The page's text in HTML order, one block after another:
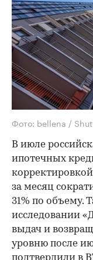
Фото: bellena /
В июле
ипотечных
за месяц
31% по объему.
исследовании
выдач и
уровню после